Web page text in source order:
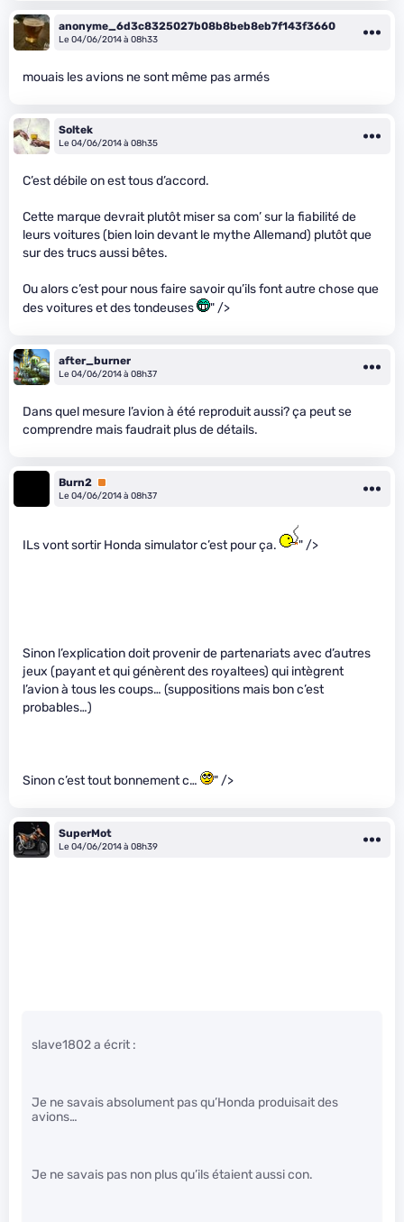
anonyme_6d3c8325027b08b8beb8eb7f143f3660
Le 04/06/2014 à 08h33
mouais les avions ne sont même pas armés
Soltek
Le 04/06/2014 à 08h35
C’est débile on est tous d’accord.
Cette marque devrait plutôt miser sa com’ sur la fiabilité de
leurs voitures (bien loin devant le mythe Allemand) plutôt que
sur des trucs aussi bêtes.
Ou alors c’est pour nous faire savoir qu’ils font autre chose que
des voitures et des tondeuses
" />
after_burner
Le 04/06/2014 à 08h37
Dans quel mesure l’avion à été reproduit aussi? ça peut se
comprendre mais faudrait plus de détails.
Burn2 Premium
Le 04/06/2014 à 08h37
ILs vont sortir Honda simulator c’est pour ça. " />
Sinon l’explication doit provenir de partenariats avec d’autres
jeux (payant et qui génèrent des royaltees) qui intègrent
l’avion à tous les coups… (suppositions mais bon c’est
probables…)
Sinon c’est tout bonnement c… " />
SuperMot
Le 04/06/2014 à 08h39
slave1802 a écrit :
Je ne savais absolument pas qu’Honda produisait des
avions…
Je ne savais pas non plus qu’ils étaient aussi con.